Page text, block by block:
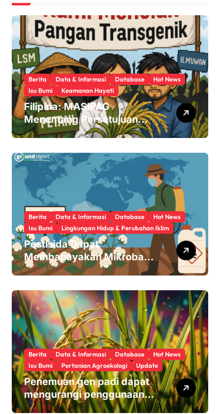
Berita Data & Informasi Database
Hot News
Isu Bumi
Keamanan Hayati
Filipina: MASIPAG
Menentang Persetujuan
Beras Transgenik
Berita Data & Informasi Database
Hot News
Isu Bumi
Lingkungan Hidup & Perubahan Iklim
Pestisida Dapat
Membahayakan Mikroba
Usus Kita
Berita Data & Informasi Database
Hot News
Isu Bumi
Pertanian Agroekologi Update
Penemuan gen padi dapat
mengurangi penggunaan
pupuk sekaligus melindungi